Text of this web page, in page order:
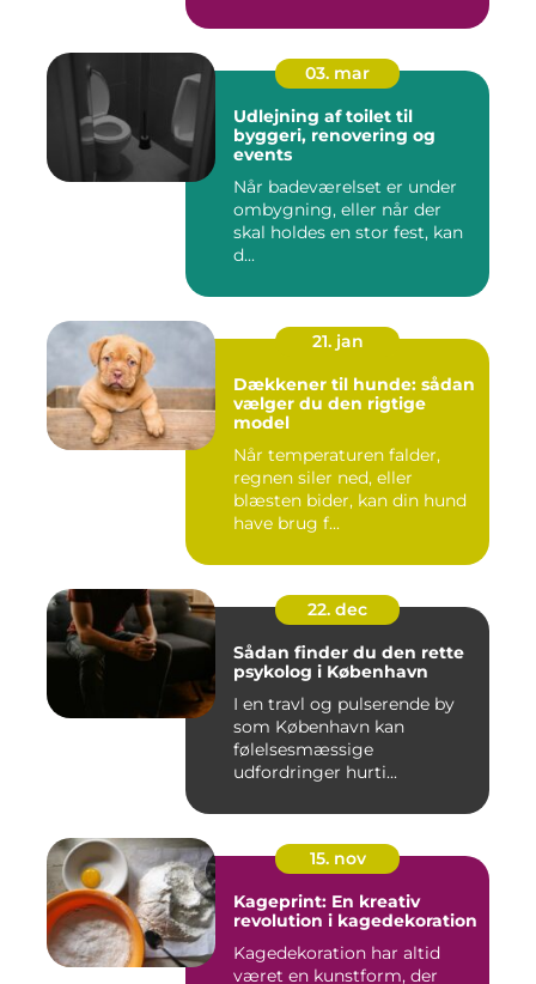
03. mar
Udlejning af toilet til
byggeri, renovering og
events
Når badeværelset er under
ombygning, eller når der
skal holdes en stor fest, kan
d...
21. jan
Dækkener til hunde: sådan
vælger du den rigtige
model
Når temperaturen falder,
regnen siler ned, eller
blæsten bider, kan din hund
have brug f...
22. dec
Sådan finder du den rette
psykolog i København
I en travl og pulserende by
som København kan
følelsesmæssige
udfordringer hurti...
15. nov
Kageprint: En kreativ
revolution i kagedekoration
Kagedekoration har altid
været en kunstform, der